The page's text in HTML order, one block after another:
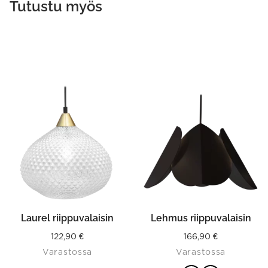
Tutustu myös
Laurel riippuvalaisin
122,90 €
Varastossa
product
has
multiple
variants.
options
chosen
product
page
Lehmus riippuvalaisin
166,90 €
Varastossa